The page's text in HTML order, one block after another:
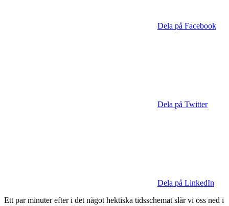
Dela på Facebook
Dela på Twitter
Dela på LinkedIn
Ett par minuter efter i det något hektiska tidsschemat slår vi oss ned i